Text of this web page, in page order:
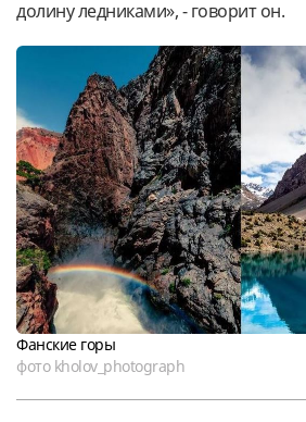
долину ледниками», - говорит он.
Фанские горы
фото kholov_photograph